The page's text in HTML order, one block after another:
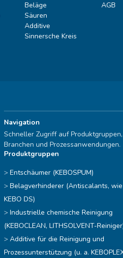
Beläge
Säuren
Additive
Sinnersche Kreis
AGB
Navigation
Schneller Zugriff auf Produktgruppen,
Branchen und Prozessanwendungen.
Produktgruppen
Entschäumer (KEBOSPUM)
Belagverhinderer (Antiscalants, wie
KEBO DS)
Industrielle chemische Reinigung
(KEBOCLEAN, LITHSOLVENT-
Additive für die Reinigung und
Prozessunterstützung (u. a.